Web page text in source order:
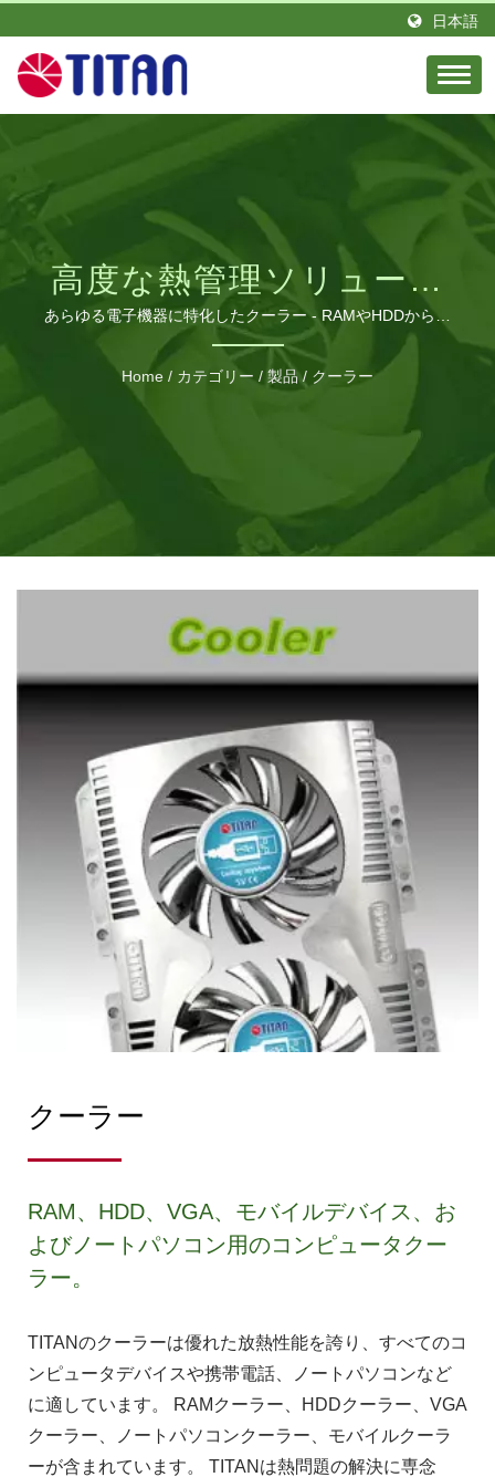
日本語
高度な熱管理ソリューシ
ョン
あらゆる電子機器に特化したクーラー - RAMやHDDから携
帯電話やノートパソコンまで
Home / カテゴリー / 製品 / クーラー
クーラー
RAM、HDD、VGA、モバイルデバイス、お
よびノートパソコン用のコンピュータクー
ラー。
TITANのクーラーは優れた放熱性能を誇り、すべてのコ
ンピュータデバイスや携帯電話、ノートパソコンなど
に適しています。 RAMクーラー、HDDクーラー、VGA
クーラー、ノートパソコンクーラー、モバイルクーラ
ーが含まれています。 TITANは熱問題の解決に専念